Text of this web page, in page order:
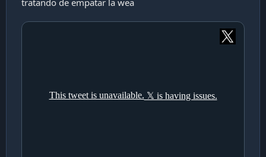
elevar la causa al Tribunal Electoral Regional (TER),
que podría sancionar a la militante del PC con la
las que la diputada Irací Hassler (PC) podría ser
destituida de su cargo. ¡Detalles!